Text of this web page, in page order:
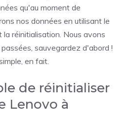
qu'au moment de
nos données en utilisant le
réinitialisation. Nous avons
sauvegardez d'abord !
en fait.
de réinitialiser
Lenovo à